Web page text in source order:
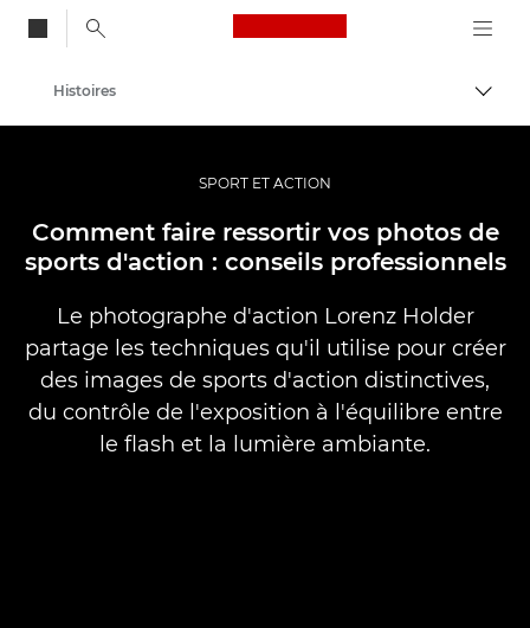
Canon Logo, back
Vidéo et photographie professionnelles
Histoires
SPORT ET ACTION
Comment faire ressortir vos photos de
sports d'action : conseils professionnels
Le photographe d'action Lorenz Holder
partage les techniques qu'il utilise pour créer
des images de sports d'action distinctives,
du contrôle de l'exposition à l'équilibre entre
le flash et la lumière ambiante.